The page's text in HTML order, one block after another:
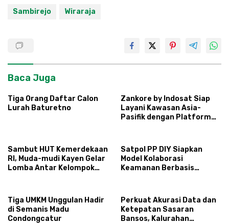
Sambirejo Wiraraja
Baca Juga
Tiga Orang Daftar Calon
Lurah Baturetno
Zankore by Indosat Siap
Layani Kawasan Asia-
Pasifik dengan Platform
Sambut HUT Kemerdekaan
RI, Muda-mudi Kayen Gelar
Lomba Antar Kelompok
Satpol PP DIY Siapkan
Model Kolaborasi
Keamanan Berbasis
Tiga UMKM Unggulan Hadir
di Semanis Madu
Condongcatur
Perkuat Akurasi Data dan
Ketepatan Sasaran
Bansos, Kalurahan